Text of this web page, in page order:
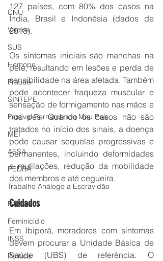
CNU
Vacina
SUS
Hemope
Fraude
SINTEPE
Festival Pernambuco Meu País
MEI
AESA
PEDRA
Trabalho Análogo a Escravidão
Bombeiro
Feminicídio
INSS
Política
127 países, com 80% dos casos na
Índia, Brasil e Indonésia (dados de
2018).
Os sintomas iniciais são manchas na
pele, resultando em lesões e perda de
sensibilidade na área afetada. Também
pode acontecer fraqueza muscular e
sensação de formigamento nas mãos e
nos pés. Quando os casos não são
tratados no início dos sinais, a doença
pode causar sequelas progressivas e
permanentes, incluindo deformidades
e mutilações, redução da mobilidade
dos membros e até cegueira.
Cuidados
Em Ibiporã, moradores com sintomas
devem procurar a Unidade Básica de
Saúde (UBS) de referência. O